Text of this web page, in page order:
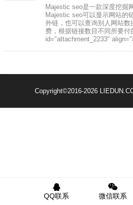
Majestic seo是一款深度挖掘
Majestic seo可以显示网站的
外链，也可以查询别人网站
费，根据链接数目不同所要
id="attachment_2233"
Copyright©2016-2026
QQ联系 微信联系